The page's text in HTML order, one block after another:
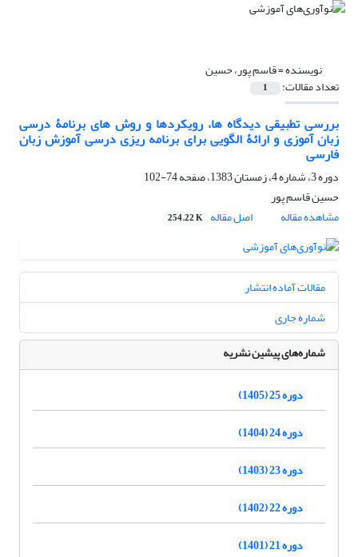
نویسنده =قاسم پور، حسین
تعداد مقالات: 1
بررسی تطبیقی دیدگاه ها، رویکردها و روش های برنامۀ درسی
زبان آموزی و ارائۀ الگویی برای برنامه ریزی درسی آموزش زبان
فارسی
دوره 3، شماره 4، زمستان 1383، صفحه
74-102
حسین قاسم پور
مشاهده مقاله
اصل مقاله 254.22 K
مقالات آماده انتشار
شماره جاری
شماره‌های پیشین نشریه
دوره 25 (1405)
دوره 24 (1404)
دوره 23 (1403)
دوره 22 (1402)
دوره 21 (1401)